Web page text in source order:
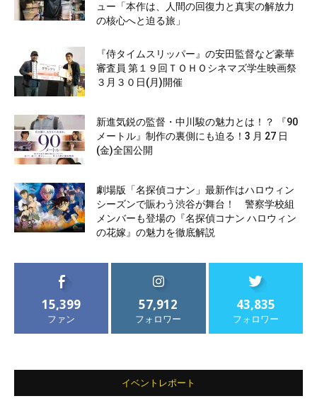
ュー「本作は、人間の回復力と真実の解放力
の核心へと迫る旅」
『侍タイムスリッパー』の安田監督など豪華
審査員 第１９回ＴＯＨＯシネマズ学生映画祭
３月３０日(月)開催
新進気鋭の監督・中川駿の魅力とは！？ 『90
メートル』制作の裏側にも迫る！3 月 27 日
(金)全国公開
劇場版「名探偵コナン」最新作はハロウィン
シーズンで賑わう渋谷が舞台！ 警察学校組
メンバーも登場の『名探偵コナン ハロウィン
の花嫁』の魅力を徹底解説
15,399
ファン
57,912
フォロワー
43,835
フォロワー
イベントレポート